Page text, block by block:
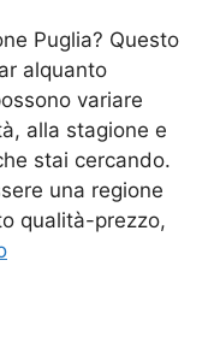
Puglia? Questo
alquanto
variare
alla stagione e
stai cercando.
una regione
qualità-prezzo,